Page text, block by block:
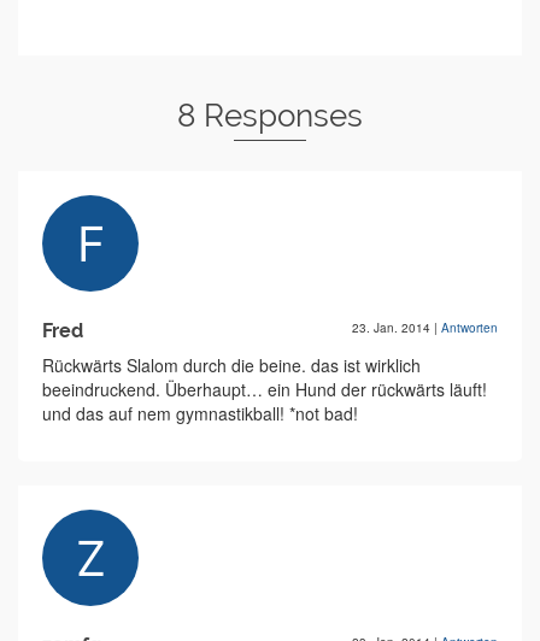
8 Responses
Fred 23. Jan. 2014 | Antworten
Rückwärts Slalom durch die beine. das ist wirklich
beeindruckend. Überhaupt… ein Hund der rückwärts läuft!
und das auf nem gymnastikball! *not bad!